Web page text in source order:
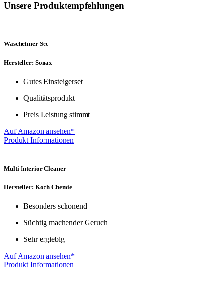
Unsere Produktempfehlungen
Wascheimer Set
Hersteller: Sonax
Gutes Einsteigerset
Qualitätsprodukt
Preis Leistung stimmt
Auf Amazon ansehen*
Produkt Informationen
Multi Interior Cleaner
Hersteller: Koch Chemie
Besonders schonend
Süchtig machender Geruch
Sehr ergiebig
Auf Amazon ansehen*
Produkt Informationen